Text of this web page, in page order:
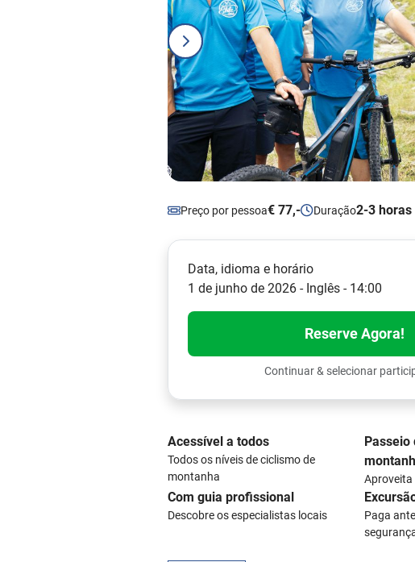
Preço por pessoa€ 77,- Duração2-3 horas
Data, idioma e horário
1 de junho de 2026 - Inglês - 14:00
Reserve Agora!
Continuar & selecionar
Acessível a todos
Todos os níveis de ciclismo de
montanha
Passeio
Aproveita
Com guia profissional
Descobre os especialistas locais
Paga